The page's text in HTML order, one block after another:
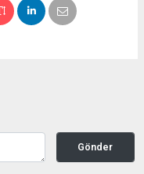
Gönder